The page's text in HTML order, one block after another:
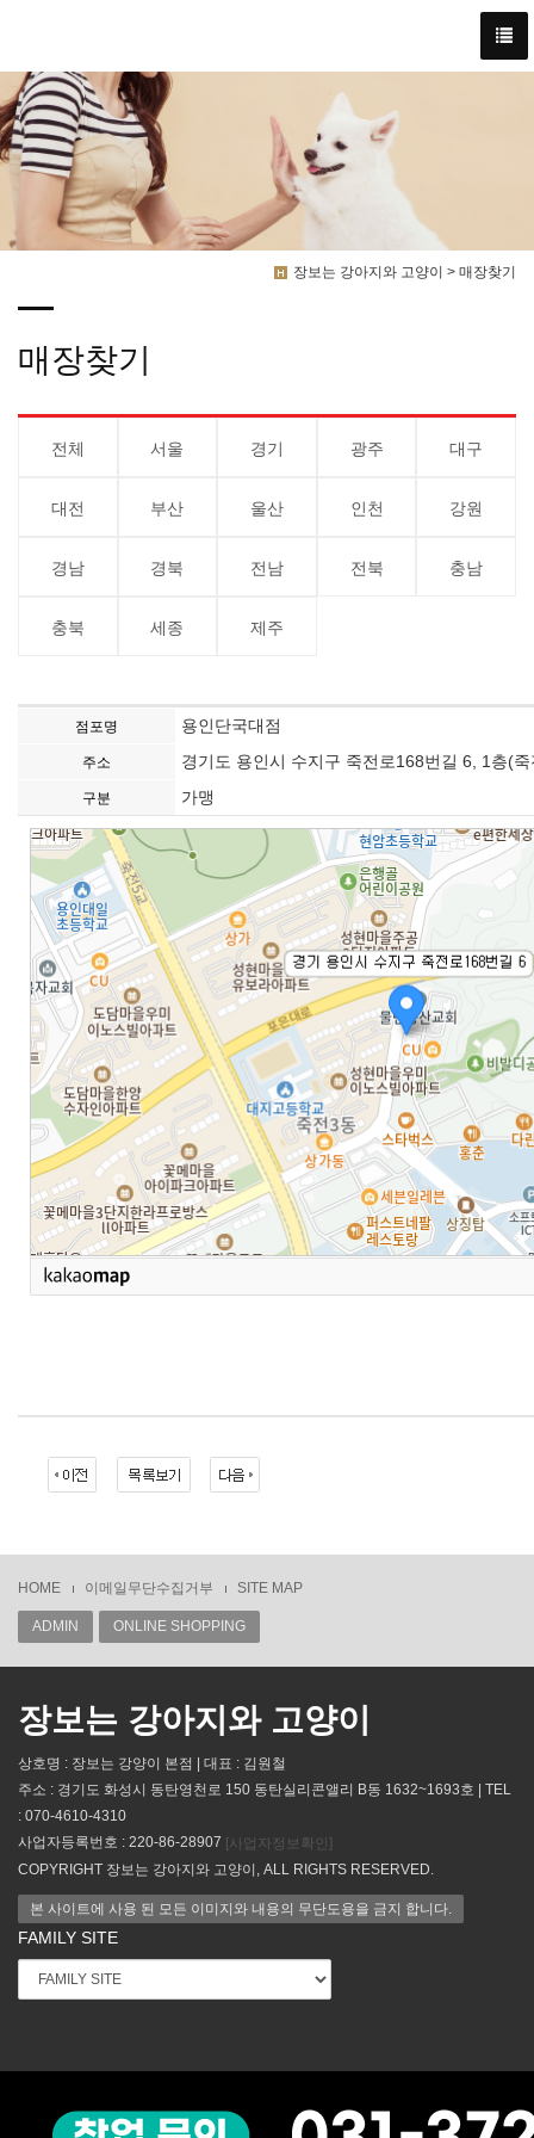
장보는 강아지와 고양이 > 매장찾기
매장찾기
전체 서울 경기 광주 대구
대전 부산 울산 인천 강원
경남 경북 전남 전북 충남
충북 세종 제주
점포명 용인단국대점
주소 경기도 용인시 수지구 죽전로168번길 6, 1층(
구분 가맹
HOME 이메일무단수집거부 SITE MAP
ADMIN ONLINE SHOPPING
장보는 강아지와 고양이
상호명 : 장보는 강양이 본점 | 대표 : 김원철
주소 : 경기도 화성시 동탄영천로 150 동탄실리콘앨리 B동 1632~1693호 | TEL
: 070-4610-4310
사업자등록번호 : 220-86-28907 [사업자정보확인]
COPYRIGHT 장보는 강아지와 고양이, ALL RIGHTS RESERVED.
본 사이트에 사용 된 모든 이미지와 내용의 무단도용을 금지 합니다.
FAMILY SITE